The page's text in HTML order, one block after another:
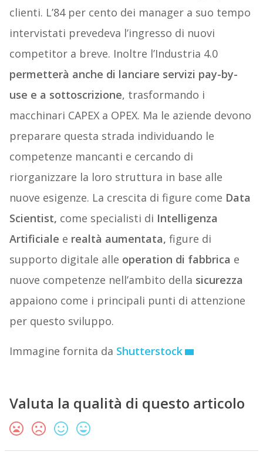
clienti. L’84 per cento dei manager a suo tempo
intervistati prevedeva l’ingresso di nuovi
competitor a breve. Inoltre l’Industria 4.0
permetterà anche di lanciare servizi pay-by-
use e a sottoscrizione, trasformando i
macchinari CAPEX a OPEX. Ma le aziende devono
preparare questa strada individuando le
competenze mancanti e cercando di
riorganizzare la loro struttura in base alle
nuove esigenze. La crescita di figure come Data
Scientist, come specialisti di Intelligenza
Artificiale e realtà aumentata, figure di
supporto digitale alle operation di fabbrica e
nuove competenze nell’ambito della sicurezza
appaiono come i principali punti di attenzione
per questo sviluppo.
Immagine fornita da Shutterstock
Valuta la qualità di questo articolo